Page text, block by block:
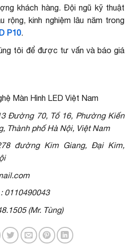
khách hàng. Đội ngũ kỹ thuật
rộng, kinh nghiệm lâu năm trong
P10.
tôi để được tư vấn và báo giá
Màn Hình LED Việt Nam
Đường 70, Tổ 16, Phường Kiến
Thành phố Hà Nội, Việt Nam
đường Kim Giang, Đại Kim,
0110490043
(Mr. Tùng)